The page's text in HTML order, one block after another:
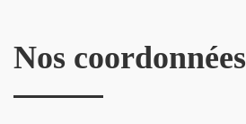
Nos coordonnées